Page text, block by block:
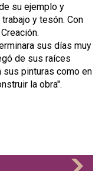
su ejemplo y
y tesón. Con
sus días muy
de sus raíces
pinturas como en
la obra".